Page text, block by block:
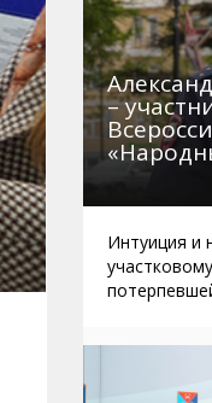
–
Интуиция и